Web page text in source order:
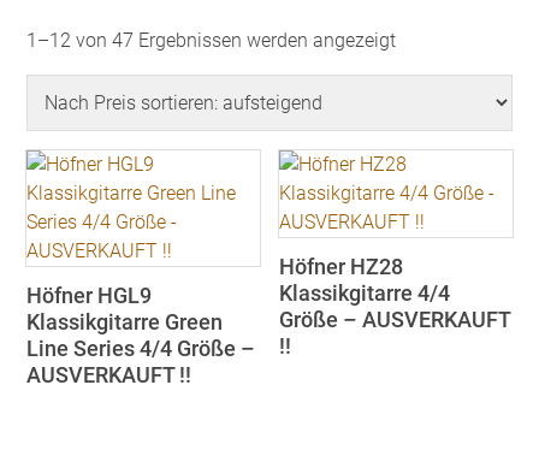
1–12 von 47 Ergebnissen werden angezeigtNach
aufsteigend
Höfner HGL9
Klassikgitarre Green
Line Series 4/4 Größe –
AUSVERKAUFT !!
Höfner HZ28
Klassikgitarre 4/4
Größe – AUSVERKAUFT
!!